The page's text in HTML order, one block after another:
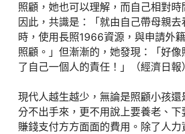
照顧，她也可以理解，而自己相對時
因此，共識是：「就由自己帶母親去
時，使用長照1966資源，與申請外
照顧。」但漸漸的，她發現：「好像
了自己一個人的責任！」（經濟日報）
現代人越生越少，無論是照顧小孩還
分不出手來，更不用說上要養老、下
賺錢支付方方面面的費用。除了人力